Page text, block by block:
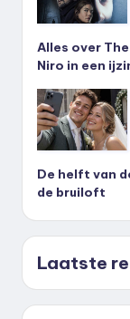
Alles over
Niro in een
De helft van
de bruiloft
Laatste